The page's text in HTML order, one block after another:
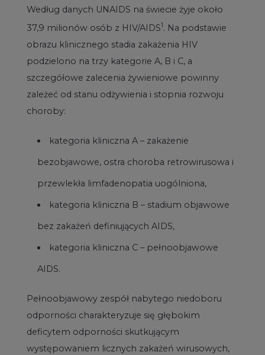
Według danych UNAIDS na świecie żyje około
37,9 milionów osób z HIV/AIDS1. Na podstawie
obrazu klinicznego stadia zakażenia HIV
podzielono na trzy kategorie A, B i C, a
szczegółowe zalecenia żywieniowe powinny
zależeć od stanu odżywienia i stopnia rozwoju
choroby:
kategoria kliniczna A – zakażenie
bezobjawowe, ostra choroba retrowirusowa i
przewlekła limfadenopatia uogólniona,
kategoria kliniczna B – stadium objawowe
bez zakażeń definiujących AIDS,
kategoria kliniczna C – pełnoobjawowe
AIDS.
Pełnoobjawowy zespół nabytego niedoboru
odporności charakteryzuje się głębokim
deficytem odporności skutkującym
występowaniem licznych zakażeń wirusowych,